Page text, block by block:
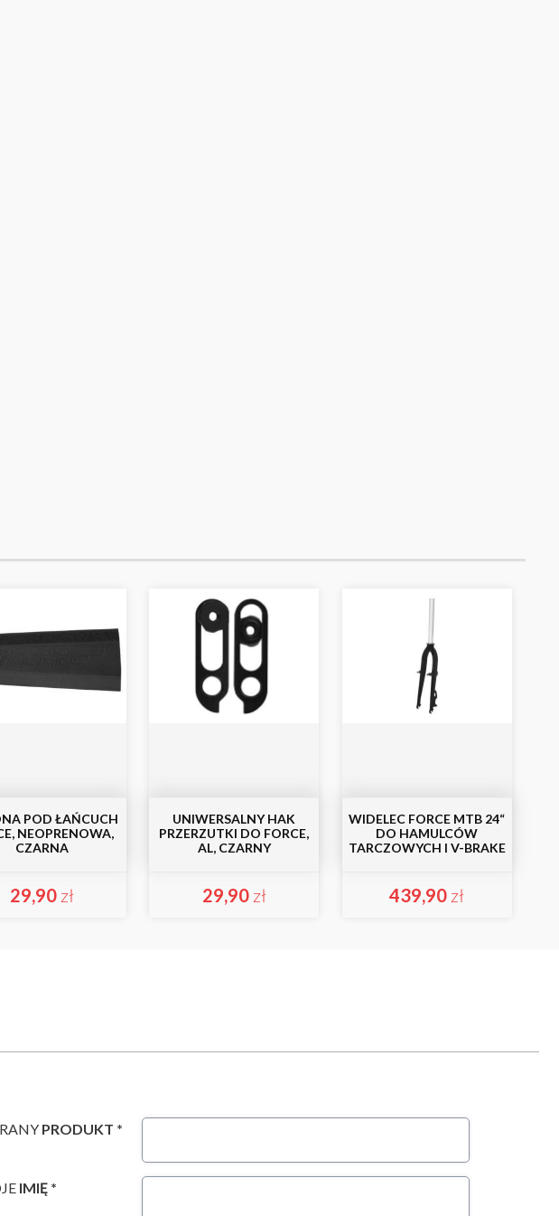
POD ŁAŃCUCH
NEOPRENOWA,
CZARNA
29,90 zł
UNIWERSALNY HAK
PRZERZUTKI DO FORCE,
AL, CZARNY
29,90 zł
WIDELEC FORCE MTB 24“
DO HAMULCÓW
TARCZOWYCH I V-BRAKE
439,90 zł
PRODUKT *
IMIĘ *